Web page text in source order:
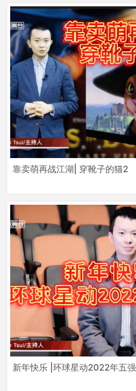
靠卖萌再战江湖| 穿靴子的猫2
新年快乐 |环球星动2022年五强